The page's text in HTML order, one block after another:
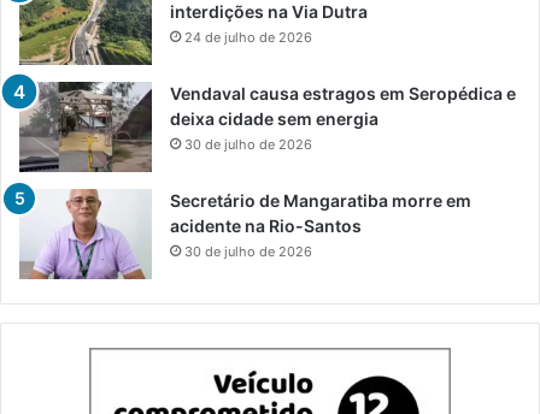
interdições na Via Dutra
24 de julho de 2026
Vendaval causa estragos em Seropédica e
deixa cidade sem energia
30 de julho de 2026
Secretário de Mangaratiba morre em
acidente na Rio-Santos
30 de julho de 2026